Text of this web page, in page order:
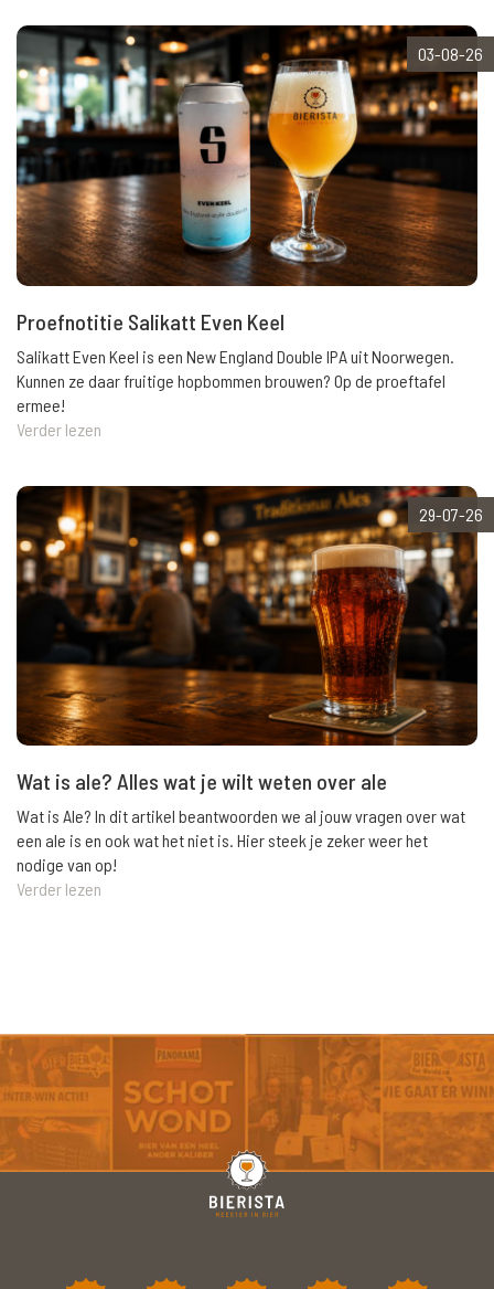
03-08-26
Proefnotitie Salikatt Even Keel
Salikatt Even Keel is een New England Double IPA uit Noorwegen.
Kunnen ze daar fruitige hopbommen brouwen? Op de proeftafel
ermee!
Verder lezen
29-07-26
Wat is ale? Alles wat je wilt weten over ale
Wat is Ale? In dit artikel beantwoorden we al jouw vragen over wat
een ale is en ook wat het niet is. Hier steek je zeker weer het
nodige van op!
Verder lezen